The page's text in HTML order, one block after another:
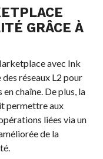
GRÂCE À
avec Ink
réseaux L2 pour
chaîne. De plus, la
permettre aux
liées via un
de la